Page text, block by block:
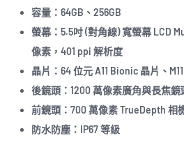
容量：64GB、256GB
螢幕：5.5吋 (對角線) 寬螢幕 LCD
像素，401 ppi 解析度
晶片：64 位元 A11 Bionic 晶片、
後鏡頭：1200 萬像素廣角與長焦鏡
前鏡頭：700 萬像素 TrueDepth 相
防水防塵：IP67 等級